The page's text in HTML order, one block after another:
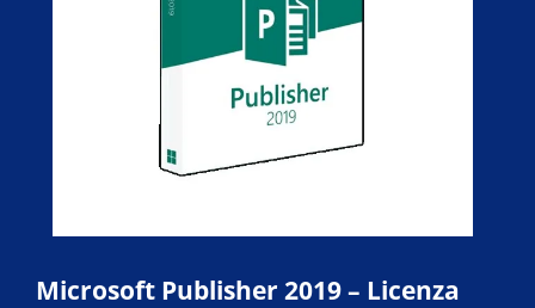
Microsoft Publisher 2019 – Licenza